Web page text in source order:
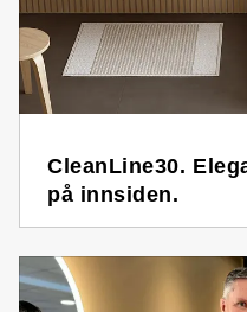
CleanLine30.
på innsiden.